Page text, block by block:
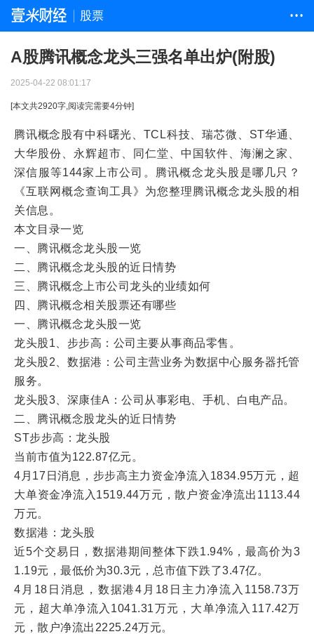
股票 • • •
A股腾讯概念龙头三强名单出炉(附股)
2025-04-22 08:01:17
[本文共2920字,阅读完需要4分钟]
腾讯概念股有中科曙光、TCL科技、瑞芯微、ST华通、
大华股份、永辉超市、同仁堂、中国软件、海澜之家、
深信服等144家上市公司。腾讯概念龙头股是哪几只？
《互联网概念查询工具》为您整理腾讯概念龙头股的相
关信息。
本文目录一览
一、腾讯概念龙头股一览
二、腾讯概念龙头股的近日情势
三、腾讯概念上市公司龙头的业绩如何
四、腾讯概念相关股票还有哪些
一、腾讯概念龙头股一览
龙头股1、步步高：公司主要从事商品零售。
龙头股2、数据港：公司主营业务为数据中心服务器托管
服务。
龙头股3、深康佳A：公司从事彩电、手机、白电产品。
二、腾讯概念股龙头的近日情势
ST步步高：龙头股
当前市值为122.87亿元。
4月17日消息，步步高主力资金净流入1834.95万元，超
大单资金净流入1519.44万元，散户资金净流出1113.44
万元。
数据港：龙头股
近5个交易日，数据港期间整体下跌1.94%，最高价为3
1.19元，最低价为30.3元，总市值下跌了3.47亿。
4月18日消息，数据港4月18日主力净流入1158.73万
元，超大单净流入1041.31万元，大单净流入117.42万
元，散户净流出2225.24万元。